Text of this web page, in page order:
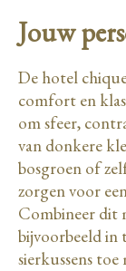
Jouw
De hotel
comfort en
om sfeer,
van donkere
bosgroen of
zorgen voor
Combineer dit
bijvoorbeeld in
sierkussens